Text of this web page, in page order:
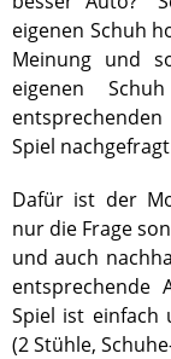
eigenen Schuh
Meinung und
eigenen
Spiel
Dafür ist der
nur die Frage
und auch
entsprechende
Spiel ist einfach
(2 Stühle,